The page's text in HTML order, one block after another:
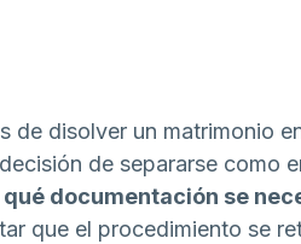
disolver un matrimonio
de separarse como
qué documentación se
que el procedimiento se